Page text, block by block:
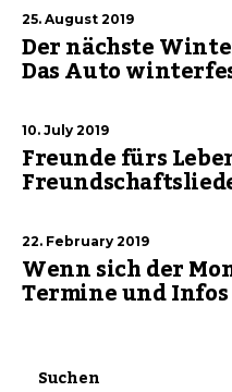
25. August 2019
Der nächste
Das Auto
10. July 2019
Freunde fürs
22. February 2019
Wenn sich der
Termine und